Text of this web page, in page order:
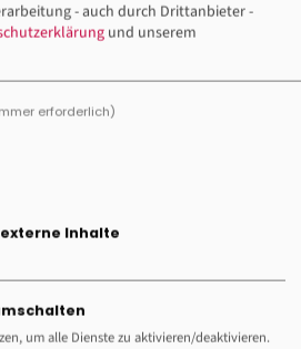
Internationale
(giz)
- auch durch Drittanbieter -
und unserem
erforderlich)
Inhalte
um alle Dienste zu aktivieren/deaktivieren.